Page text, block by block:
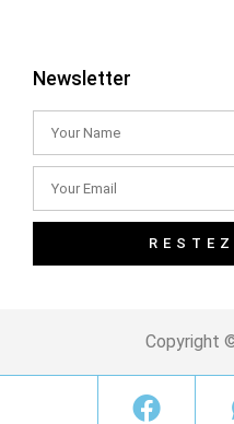
Newsletter
Copyright